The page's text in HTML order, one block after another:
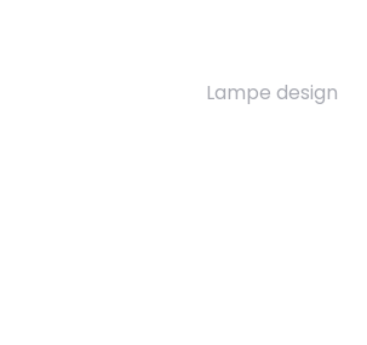
Lampe design